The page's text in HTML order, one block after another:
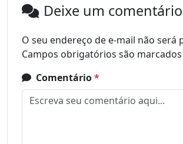
Deixe um comentário
O seu endereço de e-mail não será
Campos obrigatórios são
Comentário*